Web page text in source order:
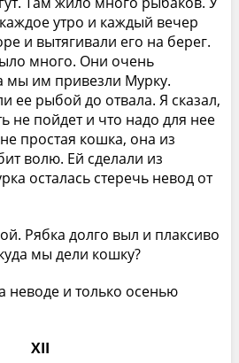
утро и каждый вечер
и вытягивали его на берег.
много. Они очень
мы им привезли Мурку.
ее рыбой до отвала. Я сказал,
не пойдет и что надо для нее
простая кошка, она из
волю. Ей сделали из
осталась стеречь невод от
Рябка долго выл и плаксиво
мы дели кошку?
и только осенью
XII